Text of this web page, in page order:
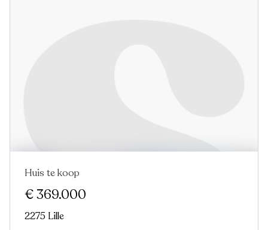
Huis te koop
€ 369.000
2275 Lille